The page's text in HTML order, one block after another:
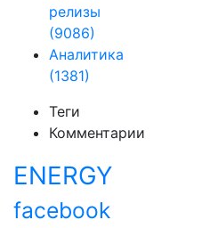
релизы
(9086)
Аналитика
(1381)
Теги
Комментарии
ENERGY
facebook